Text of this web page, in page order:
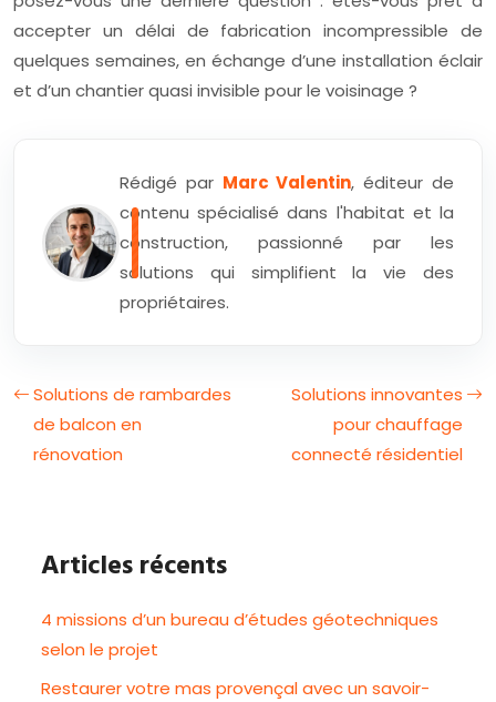
accepter un délai de fabrication incompressible de
quelques semaines, en échange d’une installation éclair
et d’un chantier quasi invisible pour le voisinage ?
Rédigé par Marc Valentin, éditeur de
contenu spécialisé dans l'habitat et la
construction, passionné par les
solutions qui simplifient la vie des
propriétaires.
Solutions de rambardes
de balcon en
rénovation
Solutions innovantes
pour chauffage
connecté résidentiel
Articles récents
4 missions d’un bureau d’études géotechniques
selon le projet
Restaurer votre mas provençal avec un savoir-